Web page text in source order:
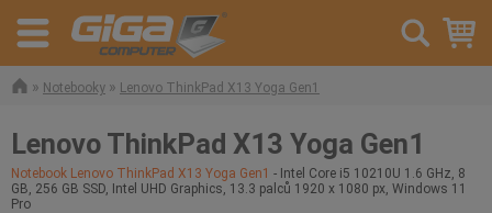
» Notebooky » Lenovo ThinkPad X13 Yoga Gen1
Lenovo ThinkPad X13 Yoga Gen1
Notebook Lenovo ThinkPad X13 Yoga Gen1 - Intel Core i5 10210U 1.6 GHz, 8
GB, 256 GB SSD, Intel UHD Graphics, 13.3 palců 1920 x 1080 px, Windows 11
Pro